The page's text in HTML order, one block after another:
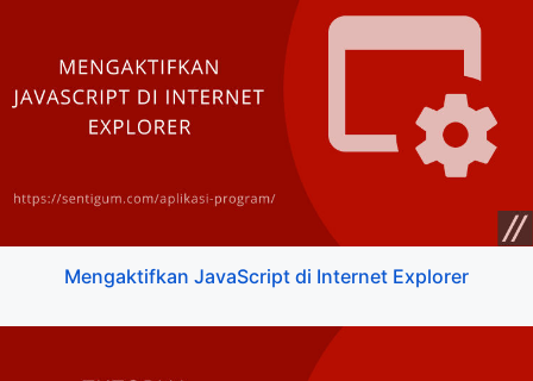
Mengaktifkan JavaScript di Internet Explorer